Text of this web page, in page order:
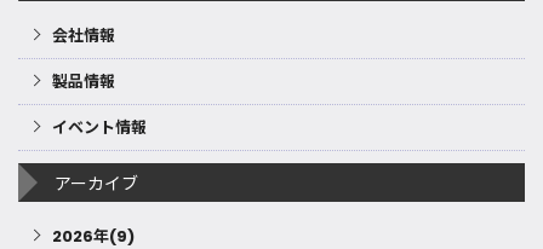
会社情報
製品情報
イベント情報
アーカイブ
2026年(9)